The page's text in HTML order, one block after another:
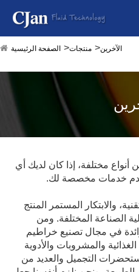
الصفحة الرئيسية منتجات الآخرين
مختلفة، إذا كان لديك أي
خدمات مخصصة لك.
والابتكار المستمر المنتج
الصناعة المختلفة. ومن
في مجال تصنيع خراطيم
الغذائية والمشروبات والأدوية
التجميل والعديد من